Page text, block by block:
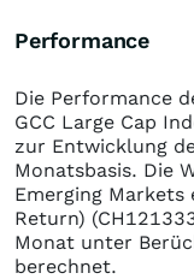
Performance
Die Performance
GCC Large Cap
zur Entwicklung
Monatsbasis. Die
Emerging Markets
Return)
Monat unter
berechnet.